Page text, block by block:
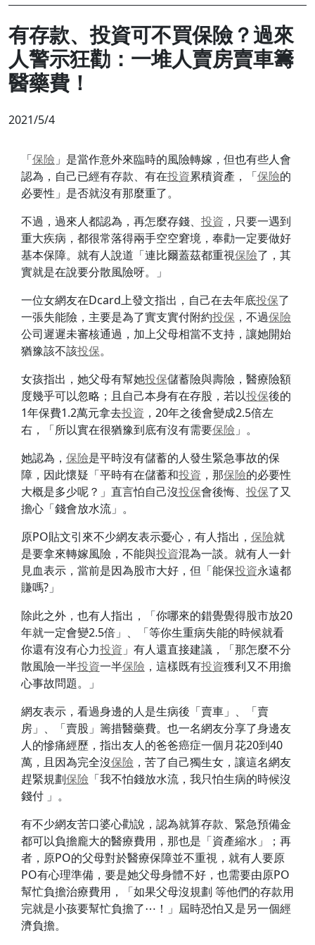
有存款、投資可不買保險？過來
人警示狂勸：一堆人賣房賣車籌
醫藥費！
2021/5/4
「保險」是當作意外來臨時的風險轉嫁，但也有些人會
認為，自己已經有存款、有在投資累積資產，「保險的
必要性」是否就沒有那麼重了。
不過，過來人都認為，再怎麼存錢、 投資 ，只要一遇到
重大疾病，都很常落得兩手空空窘境，奉勸一定要做好
基本保障。就有人說道「連比爾蓋茲都重視保險了，其
實就是在說要分散風險呀。」
一位女網友在Dcard上發文指出，自己在去年底投保了
一張失能險，主要是為了實支實付附約投保 ，不過保險
公司遲遲未審核通過，加上父母相當不支持，讓她開始
猶豫該不該投保。
女孩指出，她父母有幫她投保儲蓄險與壽險，醫療險額
度幾乎可以忽略；且自己本身有在存股，若以投保後的
1年保費1.2萬元拿去投資 ，20年之後會變成2.5倍左
右，「所以實在很猶豫到底有沒有需要保險」。
她認為， 保險是平時沒有儲蓄的人發生緊急事故的保
障，因此懷疑「平時有在儲蓄和投資 ，那保險的必要性
大概是多少呢？」直言怕自己沒投保會後悔、 投保了又
擔心「錢會放水流」。
原PO貼文引來不少網友表示憂心，有人指出， 保險就
是要拿來轉嫁風險，不能與投資混為一談。就有人一針
見血表示，當前是因為股市大好，但「能保投資永遠都
賺嗎?」
除此之外，也有人指出，「你哪來的錯覺覺得股市放20
年就一定會變2.5倍」、「等你生重病失能的時候就看
你還有沒有心力投資」有人還直接建議，「那怎麼不分
散風險一半投資一半保險 ，這樣既有投資獲利又不用擔
心事故問題。」
網友表示，看過身邊的人是生病後「賣車」、「賣
房」、「賣股」籌措醫藥費。也一名網友分享了身邊友
人的慘痛經歷，指出友人的爸爸癌症一個月花20到40
萬，且因為完全沒保險 ，苦了自己獨生女，讓這名網友
趕緊規劃保險 「我不怕錢放水流，我只怕生病的時候沒
錢付 」。
有不少網友苦口婆心勸說，認為就算存款、緊急預備金
都可以負擔龐大的醫療費用，那也是「資產縮水」；再
者，原PO的父母對於醫療保障並不重視，就有人要原
PO有心理準備，要是她父母身體不好，也需要由原PO
幫忙負擔治療費用，「如果父母沒規劃 等他們的存款用
完就是小孩要幫忙負擔了⋯！」屆時恐怕又是另一個經
濟負擔。